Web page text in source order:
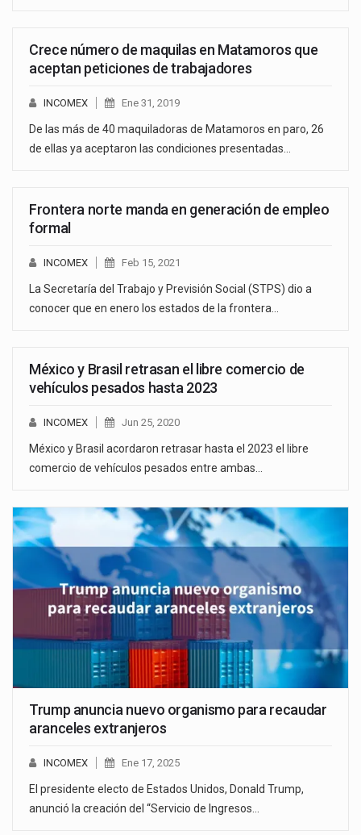
Crece número de maquilas en Matamoros que
aceptan peticiones de trabajadores
INCOMEX Ene 31, 2019
De las más de 40 maquiladoras de Matamoros en paro, 26
de ellas ya aceptaron las condiciones presentadas…
Frontera norte manda en generación de empleo
formal
INCOMEX Feb 15, 2021
La Secretaría del Trabajo y Previsión Social (STPS) dio a
conocer que en enero los estados de la frontera…
México y Brasil retrasan el libre comercio de
vehículos pesados hasta 2023
INCOMEX Jun 25, 2020
México y Brasil acordaron retrasar hasta el 2023 el libre
comercio de vehículos pesados entre ambas…
Trump anuncia nuevo organismo para recaudar
aranceles extranjeros
INCOMEX Ene 17, 2025
El presidente electo de Estados Unidos, Donald Trump,
anunció la creación del “Servicio de Ingresos…